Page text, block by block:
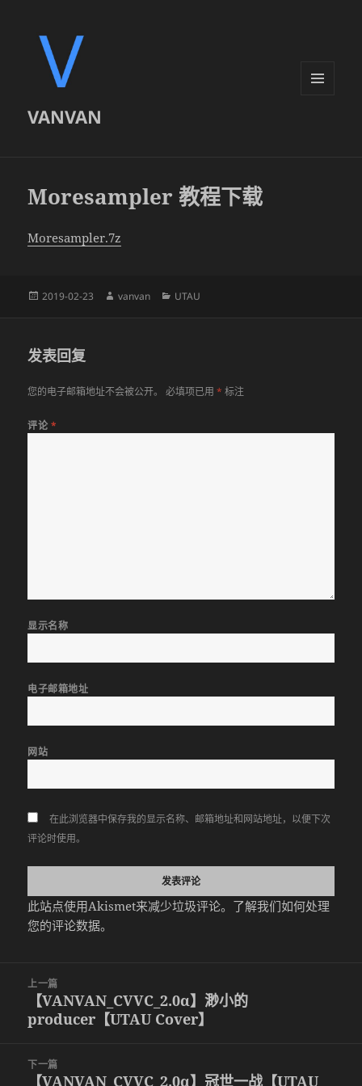
VANVAN
Moresampler 教程下载
Moresampler.7z
发
2019-02-23
作
vanvan
分
UTAU
发表回复
您的电子邮箱地址不会被公开。 必填项已用* 标注
评论 *
显示名称
电子邮箱地址
网站
在此浏览器中保存我的显示名称、邮箱地址和网站地址，以便下次
评论时使用。
此站点使用Akismet来减少垃圾评论。 了解我们如何处理
您的评论数据。
上一篇
上
篇
章：
【VANVAN_CVVC_2.0α】渺小的
producer【UTAU Cover】
下一篇
下【VANVAN_CVVC_2.0α】冠世一战【UTAU